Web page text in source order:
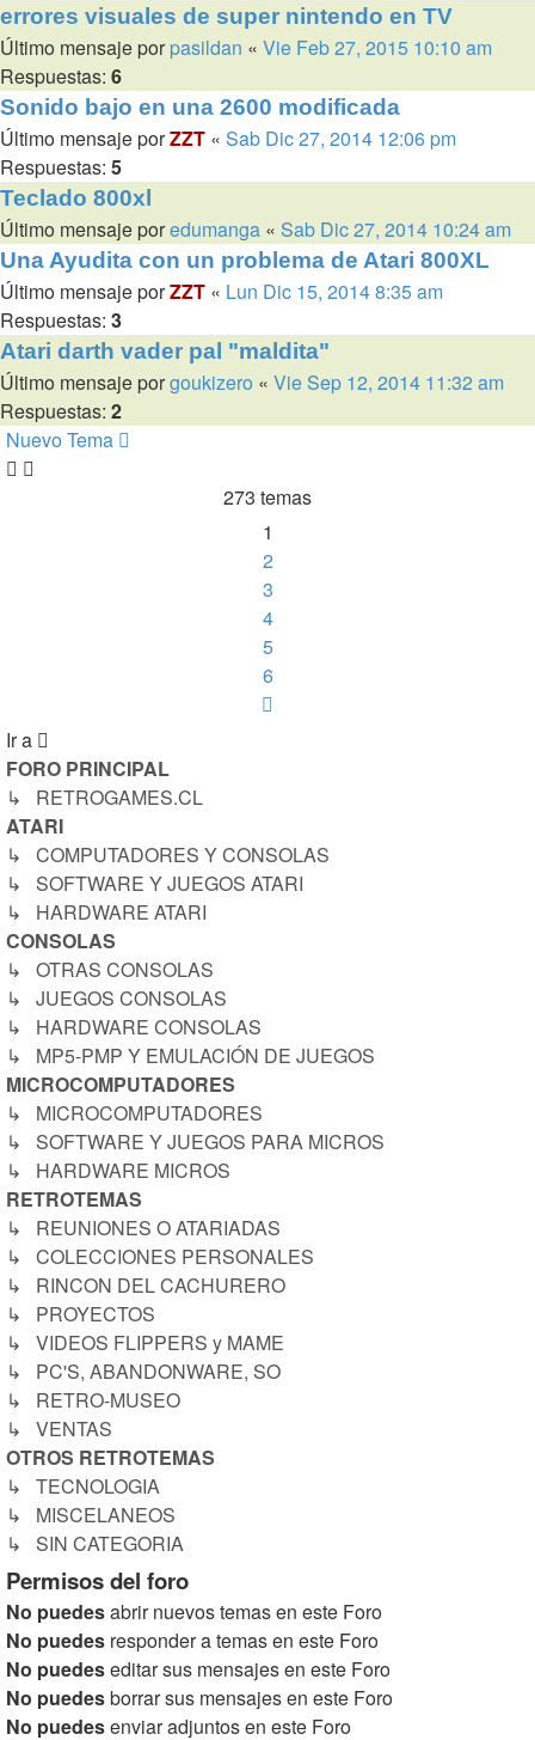
errores visuales de super nintendo en TV
Último mensaje por pasildan « Vie Feb 27, 2015 10:10 am
Respuestas: 6
Sonido bajo en una 2600 modificada
Último mensaje porZZT « Sab Dic 27, 2014 12:06 pm
Respuestas: 5
Teclado 800xl
Último mensaje poredumanga « Sab Dic 27, 2014 10:24 am
Una Ayudita con un problema de Atari 800XL
Último mensaje porZZT « Lun Dic 15, 2014 8:35 am
Respuestas: 3
Atari darth vader pal "maldita"
Último mensaje porgoukizero « Vie Sep 12, 2014 11:32 am
Respuestas: 2
Nuevo Tema
273 temas
1
2
3
4
5
6
Ir a
FORO PRINCIPAL
↳ RETROGAMES.CL
ATARI
↳ COMPUTADORES Y CONSOLAS
↳ SOFTWARE Y JUEGOS ATARI
↳ HARDWARE ATARI
CONSOLAS
↳ OTRAS CONSOLAS
↳ JUEGOS CONSOLAS
↳ HARDWARE CONSOLAS
↳ MP5-PMP Y EMULACIÓN DE JUEGOS
MICROCOMPUTADORES
↳ MICROCOMPUTADORES
↳ SOFTWARE Y JUEGOS PARA MICROS
↳ HARDWARE MICROS
RETROTEMAS
↳ REUNIONES O ATARIADAS
↳ COLECCIONES PERSONALES
↳ RINCON DEL CACHURERO
↳ PROYECTOS
↳ VIDEOS FLIPPERS y MAME
↳ PC'S, ABANDONWARE, SO
↳ RETRO-MUSEO
↳ VENTAS
OTROS RETROTEMAS
↳ TECNOLOGIA
↳ MISCELANEOS
↳ SIN CATEGORIA
Permisos del foro
No puedesabrir nuevos temas en este Foro
No puedes responder a temas en este Foro
No puedeseditar sus mensajes en este Foro
No puedesborrar sus mensajes en este Foro
No puedesenviar adjuntos en este Foro